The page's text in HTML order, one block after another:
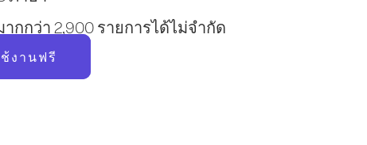
กกว่า 2,900 รายการได้ไม่จำกัด
งานฟรี